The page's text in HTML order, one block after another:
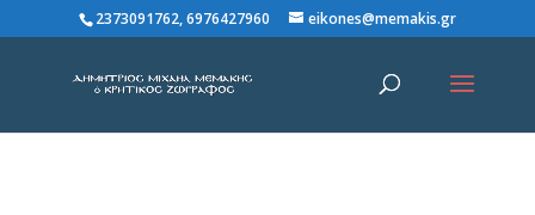
2373091762, 6976427960 eikones@memakis.gr